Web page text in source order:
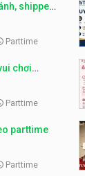
shipper
Parttime
chơi
Parttime
parttime
Parttime